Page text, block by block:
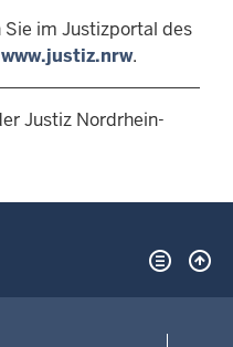
im Justizportal des
www.justiz.nrw.
Justiz Nordrhein-